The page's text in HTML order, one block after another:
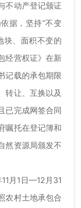
不动产登记颁证
据，坚持“不变
块、面积不变的
经营权证》在新
记载的承包期限
转让、互换以及
已完成网签合同
嘱托在登记簿和
然资源局颁发不
月1日—12月31
农村土地承包合